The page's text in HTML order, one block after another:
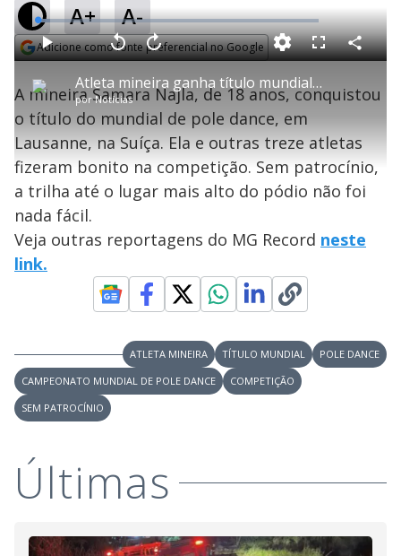
A+ A-
Adicione como fonte preferencial no Google
P
l
a
y
V
i
d
e
o
Atleta mineira ganha título mundial de Pole Dance
porNotícias
P V
t
a
r
0
e
g
n
d
o
A
a
n
1
s
e
u
n
o
s
L
o
a
d
e
4
.
5
0
%
F
l
s
c
n
C
o
a
r
a
A mineira Samara Najla, de 18 anos, conquistou
o título do mundial de pole dance, em
Lausanne, na Suíça. Ela e outras treze atletas
fizeram bonito na competição. Sem patrocínio,
a trilha até o lugar mais alto do pódio não foi
nada fácil.
Veja outras reportagens do MG Record neste
link.
ATLETA MINEIRA TÍTULO MUNDIAL
POLE DANCE
CAMPEONATO MUNDIAL DE POLE DANCE
COMPETIÇÃO
SEM PATROCÍNIO
Últimas